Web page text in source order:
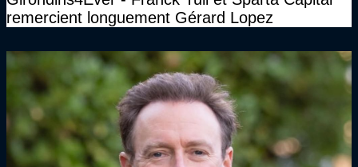
remercient longuement Gérard Lopez